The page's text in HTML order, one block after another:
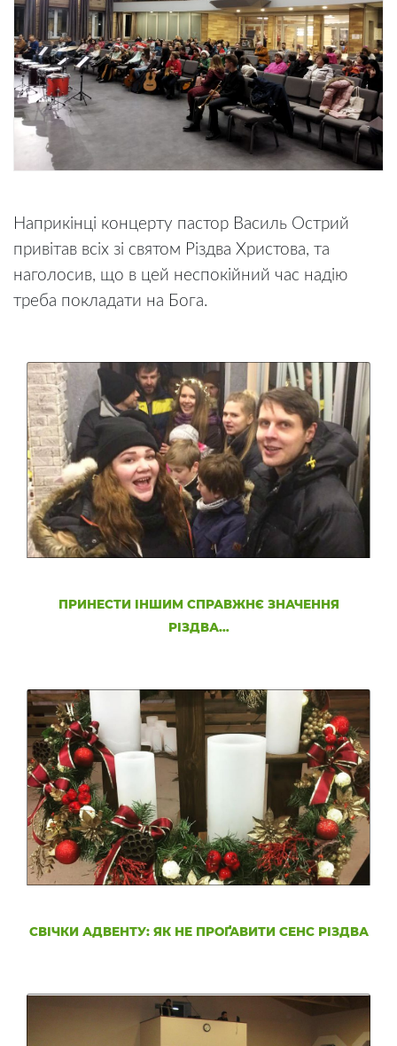
Наприкінці концерту пастор Василь Острий
привітав всіх зі святом Різдва Христова, та
наголосив, що в цей неспокійний час надію
треба покладати на Бога.
ПРИНЕСТИ ІНШИМ СПРАВЖНЄ ЗНАЧЕННЯ
РІЗДВА…
СВІЧКИ АДВЕНТУ: ЯК НЕ ПРОҐАВИТИ СЕНС РІЗДВА